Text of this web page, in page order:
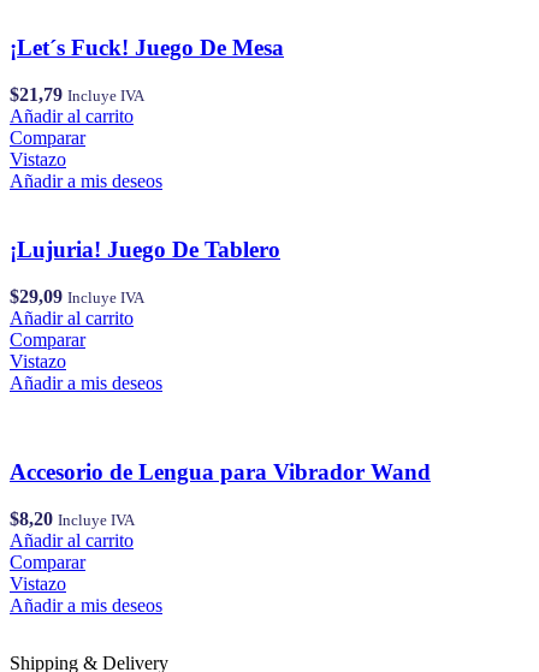
¡Let´s Fuck! Juego De Mesa
$21,79 Incluye IVA
Añadir al carrito
Comparar
Vistazo
Añadir a mis deseos
¡Lujuria! Juego De Tablero
$29,09 Incluye IVA
Añadir al carrito
Comparar
Vistazo
Añadir a mis deseos
Accesorio de Lengua para Vibrador Wand
$8,20 Incluye IVA
Añadir al carrito
Comparar
Vistazo
Añadir a mis deseos
Shipping & Delivery